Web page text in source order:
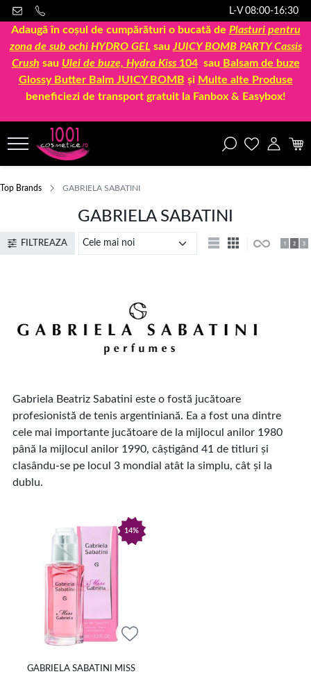
L-V 08:00-16:30
Adaugă în coșul de cumpărături o bucată de Plasturi pentru
zona de sub ochi HYDRO GEL sau JUICY BOMB PARTY Cassis
Crush sau Ulei de buze, Hydra Kiss 104sau Balsam de buze
Glossy Butter Balm JUICY BOMB și Multe alte Produse
beneficiezi de transport gratuit la Fanbox & Easybox!
Top Brands GABRIELA SABATINI
GABRIELA SABATINI
FILTREAZA
Gabriela Beatriz Sabatini este o fostă jucătoare
profesionistă de tenis argentiniană. Ea a fost una dintre
cele mai importante jucătoare de la mijlocul anilor 1980
până la mijlocul anilor 1990, câștigând 41 de titluri și
clasându-se pe locul 3 mondial atât la simplu, cât și la
dublu.
14%
GABRIELA SABATINI MISS